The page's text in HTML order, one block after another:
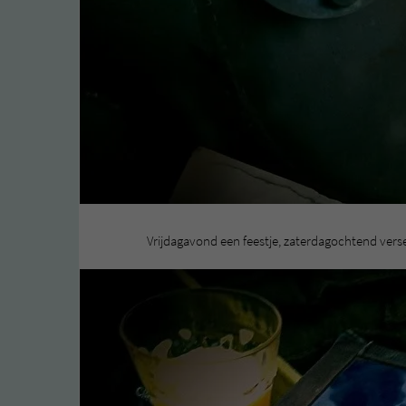
Vrijdagavond een feestje, zaterdagochtend